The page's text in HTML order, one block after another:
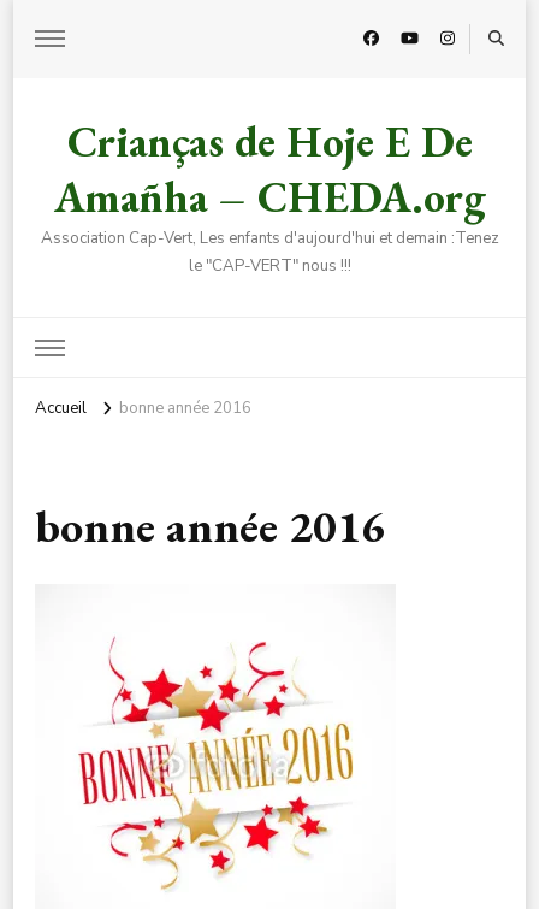
Crianças de Hoje E De
Amañha – CHEDA.org
Association Cap-Vert, Les enfants d'aujourd'hui et demain :Tenez
le "CAP-VERT" nous !!!
Accueil bonne année 2016
bonne année 2016